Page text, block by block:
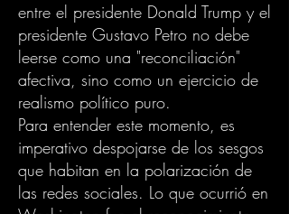
entre el presidente Donald Trump y el
presidente Gustavo Petro no debe
leerse como una "reconciliación"
afectiva, sino como un ejercicio de
realismo político puro.
Para entender este momento, es
imperativo despojarse de los sesgos
que habitan en la polarización de
las redes sociales. Lo que ocurrió en